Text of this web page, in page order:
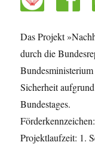
Das Projekt
durch die
Sicherheit
Bundestages.
Projektlaufzeit: 1.